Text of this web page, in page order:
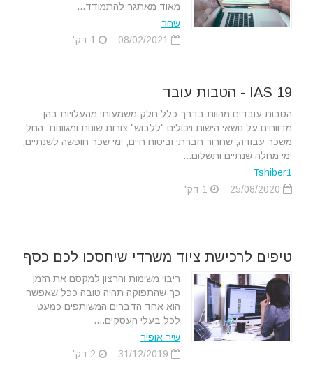
מאוד מאתגר להתמודד...
שחר
IAS 19 - הטבות עובד
הטבות עובדים מהוות בדרך כלל חלק משמעותי מהעלויות בהן
מדווחים על נושאי הישות ויכולים "ללבוש" צורות שונות ומגוונות: החל
משכר עבודה, שחרור חברתי וביטוח חיים, ימי שכר חופשה לשנתיים,
ימי מחלה שנתיים ותשלום...
Tshiber1
טיפים לרכישת ציוד משרדי שיחסכו לכם כסף
ריבוי משימות והרצון למקסם את הזמן
כך שהתפוקה תהיה טובה ככל שאפשר
הוא אחד הדברים המשותפים כמעט
לכל בעלי העסקים....
שיר אופיר